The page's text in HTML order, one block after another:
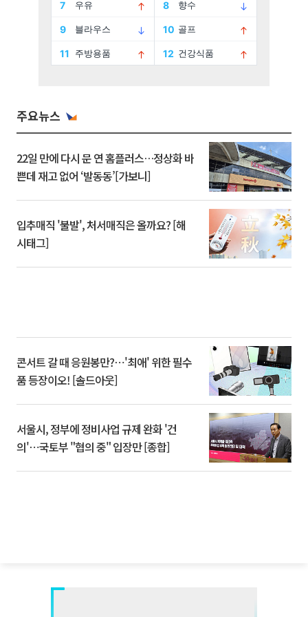
주요뉴스
22일 만에 다시 문 연 홈플러스…정상화 바
쁜데 재고 없어 ‘발동동’[가보니]
입추매직 '불발', 처서매직은 올까요? [해
시태그]
콘서트 갈 때 응원봉만?⋯'최애' 위한 필수
품 등장이오! [솔드아웃]
서울시, 정부에 정비사업 규제 완화 '건
의'⋯국토부 "협의 중" 입장만 [종합]